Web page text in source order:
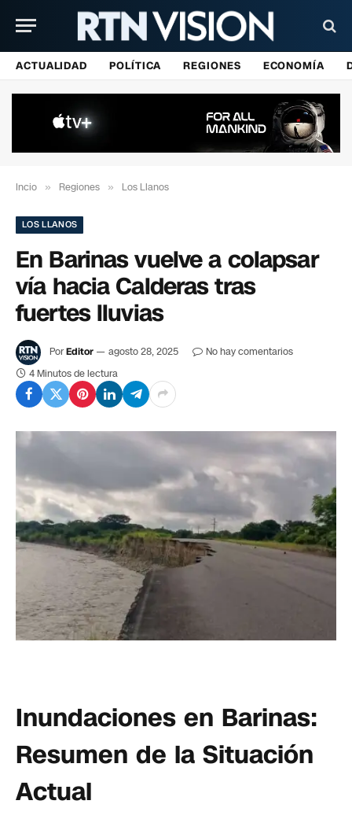
ACTUALIDAD POLÍTICA REGIONES ECONOMÍA
Incio » Regiones » Los Llanos
LOS LLANOS
En Barinas vuelve a colapsar
vía hacia Calderas tras
fuertes lluvias
PorEditor agosto 28, 2025
No hay comentarios
4 Minutos de lectura
Inundaciones en Barinas:
Resumen de la Situación
Actual